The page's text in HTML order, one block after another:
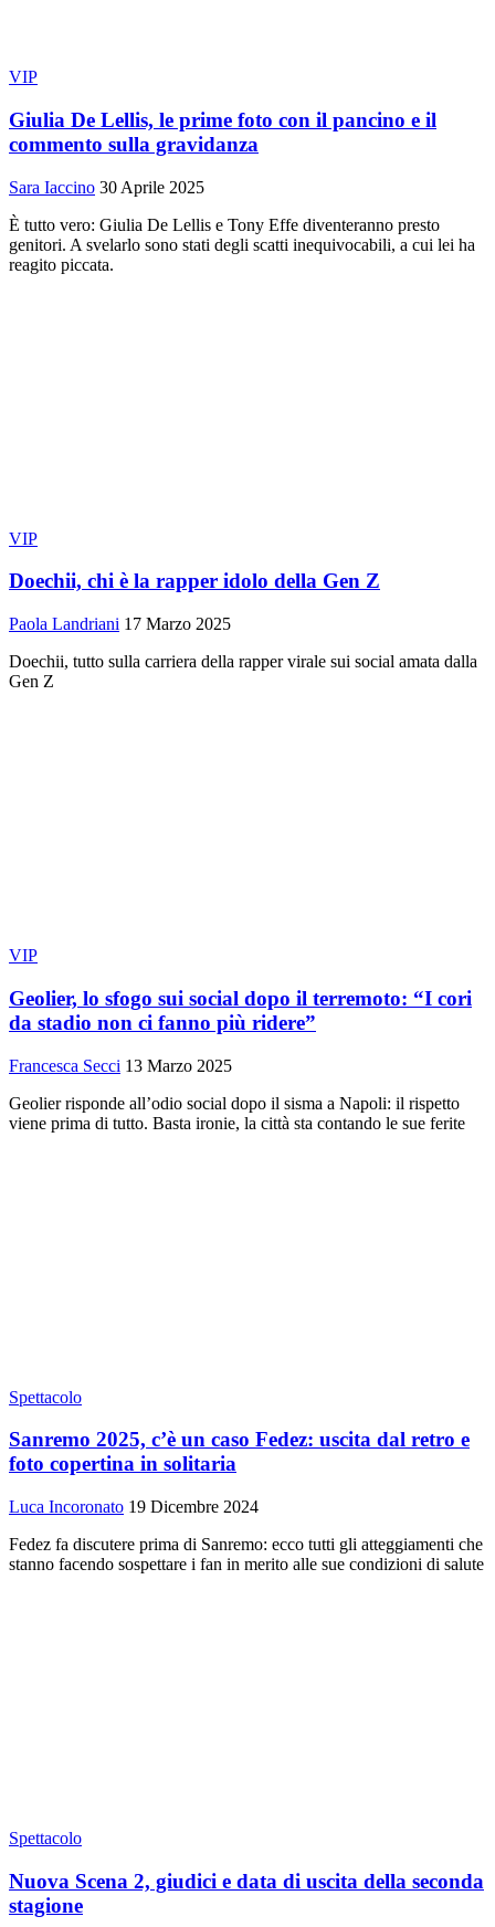
VIP
Giulia De Lellis, le prime foto con il pancino e il
commento sulla gravidanza
Sara Iaccino 30 Aprile 2025
È tutto vero: Giulia De Lellis e Tony Effe diventeranno presto
genitori. A svelarlo sono stati degli scatti inequivocabili, a cui lei ha
reagito piccata.
VIP
Doechii, chi è la rapper idolo della Gen Z
Paola Landriani 17 Marzo 2025
Doechii, tutto sulla carriera della rapper virale sui social amata dalla
Gen Z
VIP
Geolier, lo sfogo sui social dopo il terremoto: “I cori
da stadio non ci fanno più ridere”
Francesca Secci 13 Marzo 2025
Geolier risponde all’odio social dopo il sisma a Napoli: il rispetto
viene prima di tutto. Basta ironie, la città sta contando le sue ferite
Spettacolo
Sanremo 2025, c’è un caso Fedez: uscita dal retro e
foto copertina in solitaria
Luca Incoronato 19 Dicembre 2024
Fedez fa discutere prima di Sanremo: ecco tutti gli atteggiamenti che
stanno facendo sospettare i fan in merito alle sue condizioni di salute
Spettacolo
Nuova Scena 2, giudici e data di uscita della seconda
stagione